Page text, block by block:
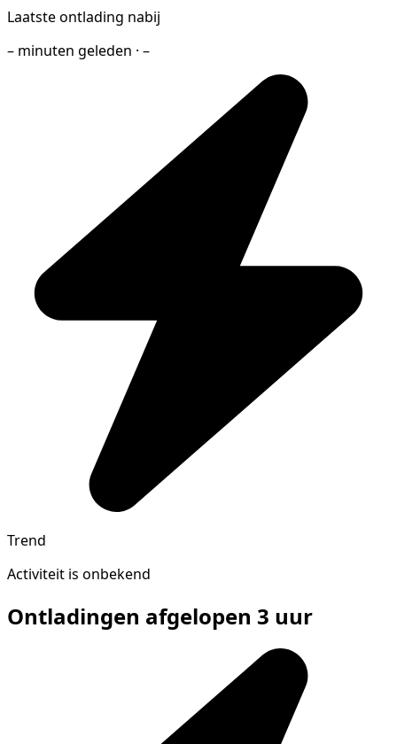
Laatste ontlading nabij
– minuten geleden · –
Trend
Activiteit is onbekend
Ontladingen afgelopen 3 uur